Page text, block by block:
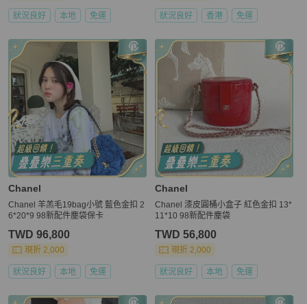
狀況良好 本地 免運 狀況良好 香港 免運
Chanel
Chanel 羊羔毛19bag小號 藍色金扣 2
6*20*9 98新配件塵袋保卡
TWD 96,800
現折 2,000
狀況良好 本地 免運
Chanel
Chanel 漆皮圓桶小盒子 紅色金扣 13*
11*10 98新配件塵袋
TWD 56,800
現折 2,000
狀況良好 本地 免運